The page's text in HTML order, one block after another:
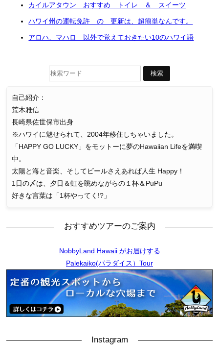
カイルアタウン おすすめ トイレ ＆ スイーツ
ハワイ州の運転免許 の 更新は、超簡単なんです。
アロハ、マハロ 以外で覚えておきたい10のハワイ語
自己紹介：
荒木雅信
長崎県佐世保市出身
※ハワイに魅せられて、2004年移住しちゃいました。
「HAPPY GO LUCKY」をモットーに夢のHawaiian Lifeを満喫
中。
太陽と海と音楽、そしてビールさえあれば人生 Happy！
1日の〆は、夕日＆虹を眺めながらの１杯＆PuPu
好きな言葉は「1杯やってく!?」
おすすめツアーのご案内
NobbyLand Hawaii がお届けする
Palekaiko(パラダイス）Tour
Instagram